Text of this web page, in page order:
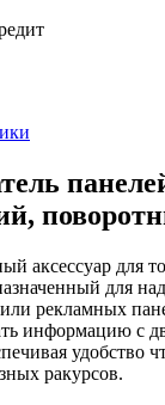
аксессуар для
для
рекламных
информацию с
удобство
ракурсов.